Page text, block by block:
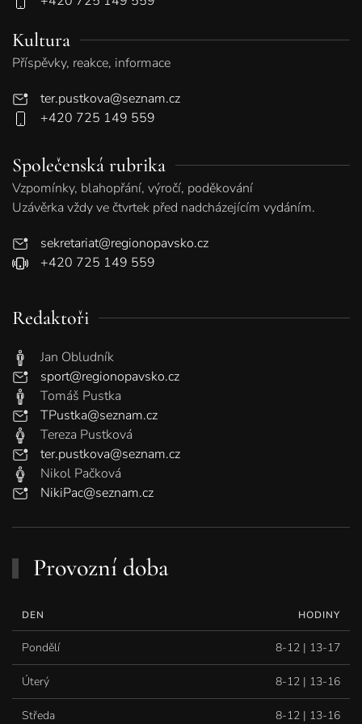
Kultura
Příspěvky, reakce, informace
ter.pustkova@seznam.cz
+420 725 149 559
Společenská rubrika
Vzpomínky, blahopřání, výročí, poděkování
Uzávěrka vždy ve čtvrtek před nadcházejícím vydáním.
sekretariat@regionopavsko.cz
+420 725 149 559
Redaktoři
Jan Obludník
sport@regionopavsko.cz
Tomáš Pustka
TPustka@seznam.cz
Tereza Pustková
ter.pustkova@seznam.cz
Nikol Pačková
NikiPac@seznam.cz
Provozní doba
DEN HODINY
Pondělí 8-12 | 13-17
Úterý 8-12 | 13-16
Středa 8-12 | 13-16